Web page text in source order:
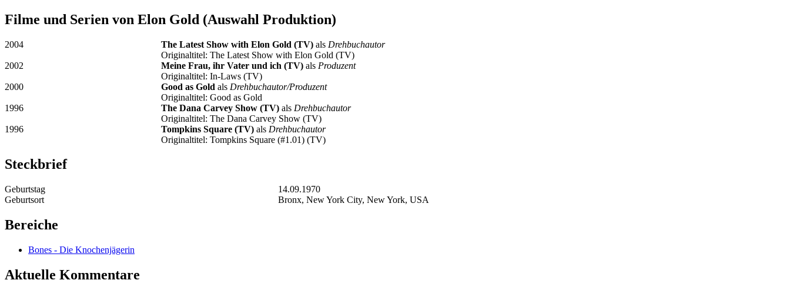
Filme und Serien von Elon Gold (Auswahl Produktion)
2004 The Latest Show with Elon Gold (TV) als Drehbuchautor
Originaltitel: The Latest Show with Elon Gold (TV)
2002
Meine Frau, ihr Vater und ich (TV) als Produzent
Originaltitel: In-Laws (TV)
2000
Good as Gold als Drehbuchautor/Produzent
Originaltitel: Good as Gold
1996
The Dana Carvey Show (TV) als Drehbuchautor
Originaltitel: The Dana Carvey Show (TV)
1996
Tompkins Square (TV) als Drehbuchautor
Originaltitel: Tompkins Square (#1.01) (TV)
Steckbrief
Geburtstag
14.09.1970
Geburtsort
Bronx, New York City, New York, USA
Bereiche
Bones - Die Knochenjägerin
Aktuelle Kommentare